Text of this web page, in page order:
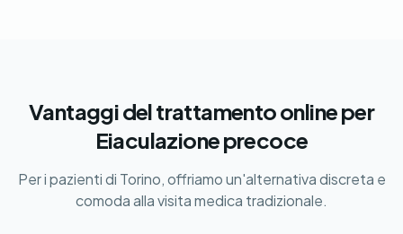
Vantaggi del trattamento online per
Eiaculazione precoce
Per i pazienti di Torino, offriamo un'alternativa discreta e
comoda alla visita medica tradizionale.